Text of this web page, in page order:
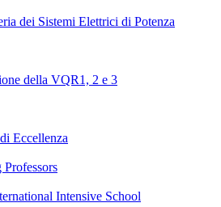
dei Sistemi Elettrici di Potenza
della VQR1, 2 e 3
Eccellenza
Intensive School